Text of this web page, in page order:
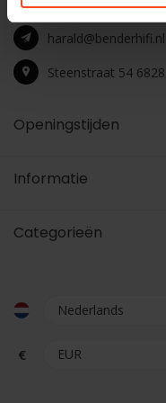
+31 26 4453541
harald@benderhifi.nl
Steenstraat 54
Openingstijden
Informatie
Categorieën
€